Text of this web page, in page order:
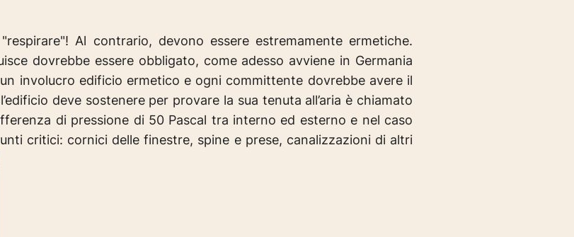
Al contrario, devono essere estremamente ermetiche.
dovrebbe essere obbligato, come adesso avviene in Germania
involucro edificio ermetico e ogni committente dovrebbe avere il
deve sostenere per provare la sua tenuta all’aria è chiamato
di pressione di 50 Pascal tra interno ed esterno e nel caso
critici: cornici delle finestre, spine e prese, canalizzazioni di altri